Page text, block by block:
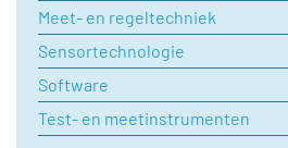
Meet- en regeltechniek
Sensortechnologie
Software
Test- en meetinstrumenten